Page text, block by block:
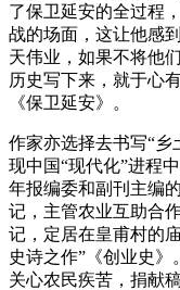
了保卫延安的全过程
战的场面，这让他感
天伟业，如果不将他
历史写下来，就于心
《保卫延安》。
作家亦选择去书写“乡
现中国“现代化”进程
年报编委和副刊主编
记，主管农业互助合
记，定居在皇甫村的
史诗之作”《创业史》
关心农民疾苦，捐献